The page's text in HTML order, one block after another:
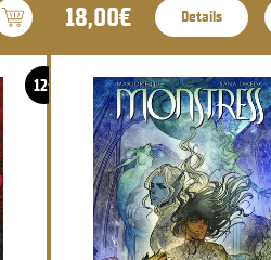
18,00€ Details
12+